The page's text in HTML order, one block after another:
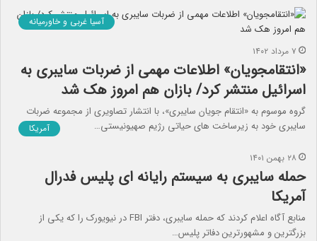
آسیا غربی و خاورمیانه
۷ مرداد ۱۴۰۲
«انتقامجویان» اطلاعات مهمی از ضربات سایبری به
اسرائیل منتشر کرد/ بازان هم امروز هک شد
گروه موسوم به «انتقام جویان سایبری»، با انتشار تصاویری از مجموعه ضربات
سایبری خود به زیرساخت های حیاتی رژیم صهیونیستی…
آمریکا
۲۸ بهمن ۱۴۰۱
حمله سایبری به سیستم رایانه ای پلیس فدرال
آمریکا
منابع آگاه اعلام کردند که حمله سایبری، دفتر FBI در نیویورک را که یکی از
بزرگترین و مشهورترین دفاتر پلیس…